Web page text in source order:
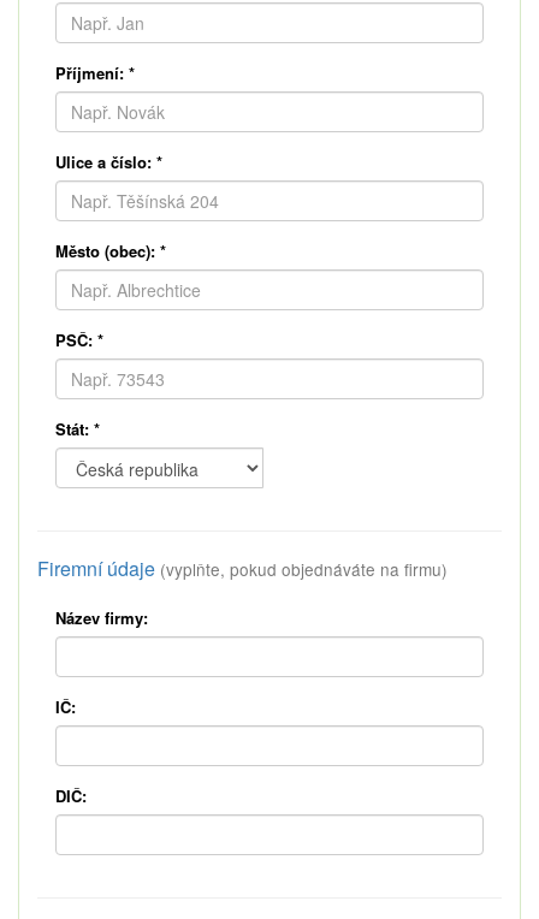
Příjmení: *
Ulice a číslo: *
Město (obec): *
PSČ: *
Stát: *
Firemní údaje (vyplňte, pokud objednáváte na firmu)
Název firmy:
IČ:
DIČ: